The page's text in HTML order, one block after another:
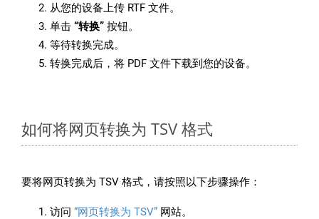
从您的设备上传 RTF 文件。
单击 “转换” 按钮。
等待转换完成。
转换完成后，将 PDF 文件下载到您的设备。
如何将网页转换为 TSV 格式
要将网页转换为 TSV 格式，请按照以下步骤操作：
访问 “网页转换为 TSV” 网站。